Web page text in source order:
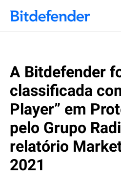
A Bitdefender
classificada
Player” em
pelo Grupo
relatório
2021